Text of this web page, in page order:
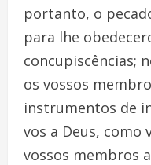
portanto, o
para lhe
concupiscências;
os vossos
instrumentos de
vos a Deus, como
vossos membros